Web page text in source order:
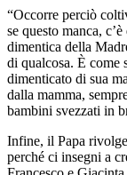
“Occorre perciò
se questo manca,
dimentica della
di qualcosa. È come
dimenticato di sua
dalla mamma,
bambini svezzati in
Infine, il Papa
perché ci insegni a